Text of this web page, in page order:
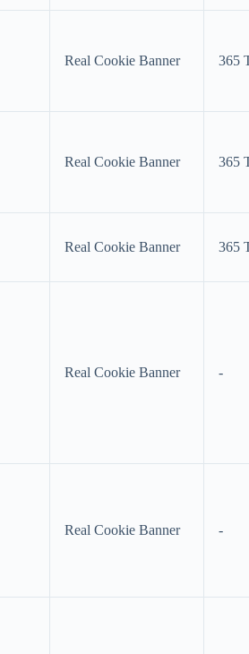
Real Cookie Banner 365
Real Cookie Banner 365
Real Cookie Banner 365
Real Cookie Banner -
Real Cookie Banner -